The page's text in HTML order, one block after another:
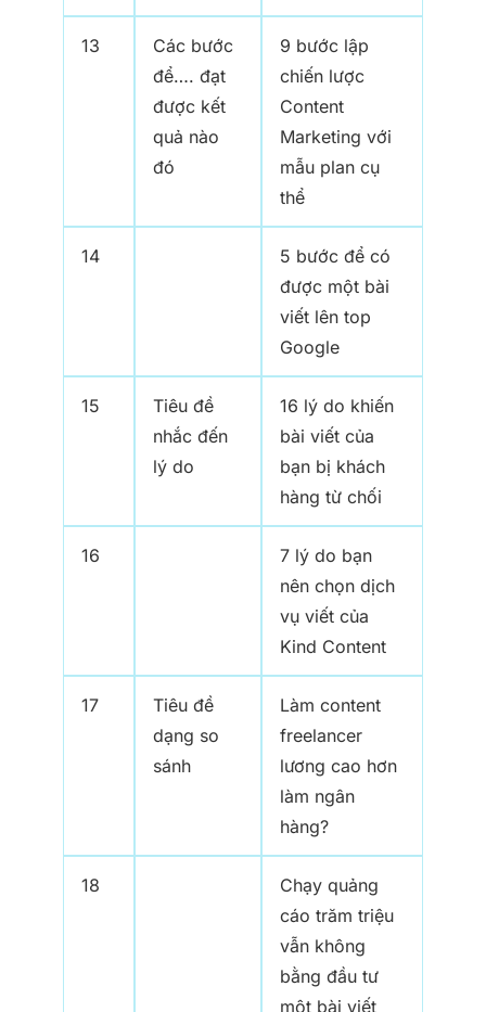
13
Các bước
để…. đạt
được kết
quả nào
đó
9 bước lập
chiến lược
Content
Marketing với
mẫu plan cụ
thể
14
5 bước để có
được một bài
viết lên top
Google
15
Tiêu đề
nhắc đến
lý do
16 lý do khiến
bài viết của
bạn bị khách
hàng từ chối
16
7 lý do bạn
nên chọn dịch
vụ viết của
Kind Content
17
Tiêu đề
dạng so
sánh
Làm content
freelancer
lương cao hơn
làm ngân
hàng?
18
Chạy quảng
cáo trăm triệu
vẫn không
bằng đầu tư
một bài viết